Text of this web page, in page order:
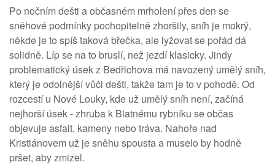
Po nočním dešti a občasném mrholení přes den se
sněhové podmínky pochopitelně zhoršily, sníh je mokrý,
někde je to spíš taková břečka, ale lyžovat se pořád dá
solidně. Líp se na to bruslí, než jezdí klasicky. Jindy
problematický úsek z Bedřichova má navozený umělý sníh,
který je odolnější vůči dešti, takže tam je to v pohodě. Od
rozcestí u Nové Louky, kde už umělý sníh není, začíná
nejhorší úsek - zhruba k Blatnému rybníku se občas
objevuje asfalt, kameny nebo tráva. Nahoře nad
Kristiánovem už je sněhu spousta a muselo by hodně
pršet, aby zmizel.